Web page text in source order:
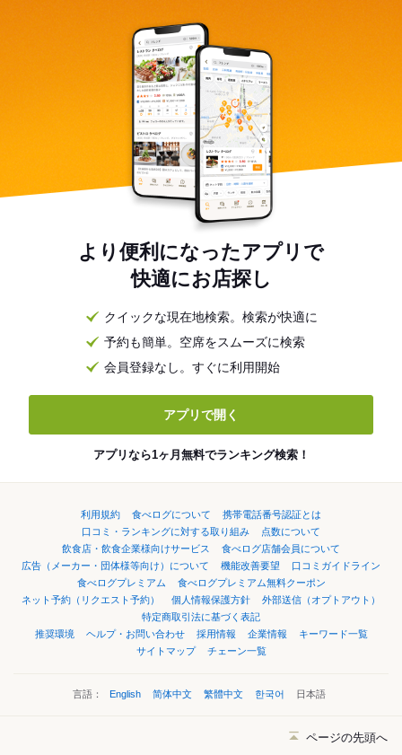
より便利になったアプリで
快適にお店探し
クイックな現在地検索。検索が快適に
予約も簡単。空席をスムーズに検索
会員登録なし。すぐに利用開始
アプリで開く
アプリなら1ヶ月無料でランキング検索！
利用規約 食べログについて
携帯電話番号認証とは
口コミ・ランキングに対する取り組み
点数について
飲食店・飲食企業様向けサービス
食べログ店舗会員について
広告（メーカー・団体様等向け）について
機能改善要望
口コミガイドライン
食べログプレミアム
食べログプレミアム無料クーポン
ネット予約（リクエスト予約）
個人情報保護方針
外部送信（オプトアウト）
特定商取引法に基づく表記
推奨環境
ヘルプ・お問い合わせ 採用情報 企業情報
キーワード一覧
サイトマップ
チェーン一覧
言語： English 简体中文 繁體中文 한국어 日本語
ページの先頭へ